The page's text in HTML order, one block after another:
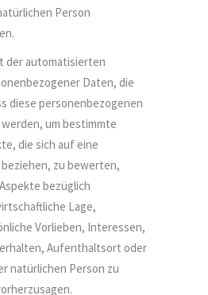
Person
der automatisierten
Daten, die
diese personenbezogenen
um bestimmte
die sich auf eine
zu bewerten,
bezüglich
Lage,
Vorlieben, Interessen,
Aufenthaltsort oder
natürlichen Person zu